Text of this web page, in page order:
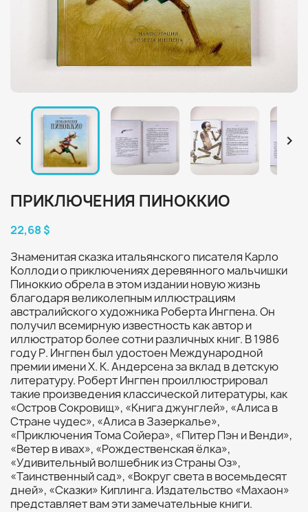
 
ПРИКЛЮЧЕНИЯ ПИНОККИО
22,68 $
Знаменитая сказка итальянского писателя Карло
Коллоди о приключениях деревянного мальчишки
Пиноккио обрела в этом издании новую жизнь
благодаря великолепным иллюстрациям
австралийского художника Роберта Ингпена. Он
получил всемирную известность как автор и
иллюстратор более сотни различных книг. В 1986
году Р. Ингпен был удостоен Международной
премии имени Х. К. Андерсена за вклад в детскую
литературу. Роберт Ингпен проиллюстрировал
такие произведения классической литературы, как
«Остров Сокровищ», «Книга джунглей», «Алиса в
Стране чудес», «Алиса в Зазеркалье»,
«Приключения Тома Сойера», «Питер Пэн и Венди»,
«Ветер в ивах», «Рождественская ёлка»,
«Удивительный волшебник из Страны Оз»,
«Таинственный сад», «Вокруг света в восемьдесят
дней», «Сказки» Киплинга. Издательство «Махаон»
представляет вам эти замечательные книги.